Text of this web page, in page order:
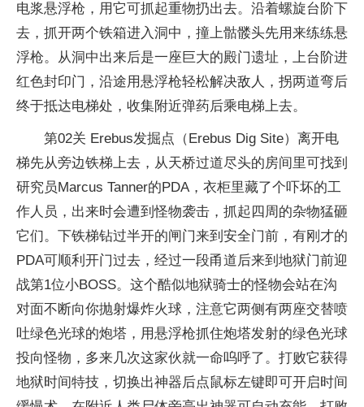
电浆悬浮枪，用它可抓起重物扔出去。沿着螺旋台阶下
去，抓开两个铁箱进入洞中，撞上骷髅头先用来练练悬
浮枪。从洞中出来后是一座巨大的殿门遗址，上台阶进
红色封印门，沿途用悬浮枪轻松解决敌人，拐两道弯后
终于抵达电梯处，收集附近弹药后乘电梯上去。
第02关 Erebus发掘点（Erebus Dig Site）离开电
梯先从旁边铁梯上去，从天桥过道尽头的房间里可找到
研究员Marcus Tanner的PDA，衣柜里藏了个吓坏的工
作人员，出来时会遭到怪物袭击，抓起四周的杂物猛砸
它们。下铁梯钻过半开的闸门来到安全门前，有刚才的
PDA可顺利开门过去，经过一段甬道后来到地狱门前迎
战第1位小BOSS。这个酷似地狱骑士的怪物会站在沟
对面不断向你抛射爆炸火球，注意它两侧有两座交替喷
吐绿色光球的炮塔，用悬浮枪抓住炮塔发射的绿色光球
投向怪物，多来几次这家伙就一命呜呼了。打败它获得
地狱时间特技，切换出神器后点鼠标左键即可开启时间